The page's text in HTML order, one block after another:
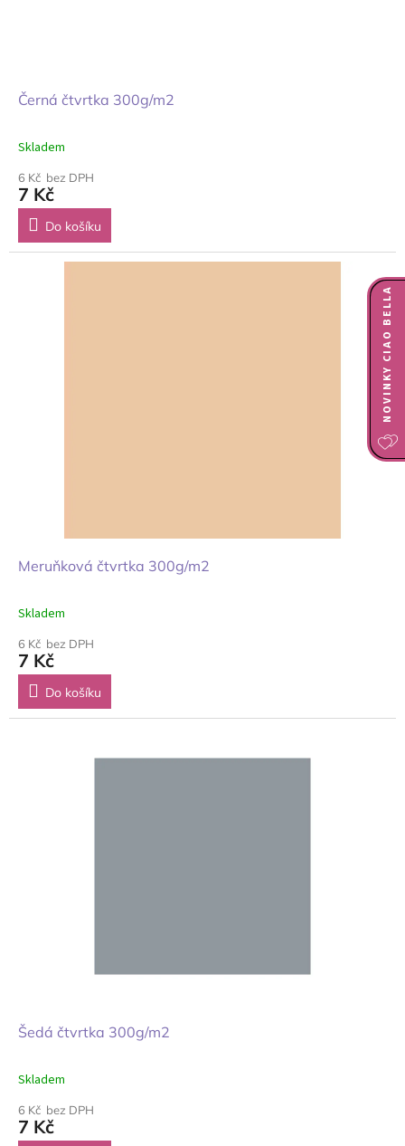
Černá čtvrtka 300g/m2
Skladem
6 Kč bez DPH
7 Kč
Do košíku
Meruňková čtvrtka 300g/m2
Skladem
6 Kč bez DPH
7 Kč
Do košíku
Šedá čtvrtka 300g/m2
Skladem
6 Kč bez DPH
7 Kč
NOVINKY CIAO BELLA